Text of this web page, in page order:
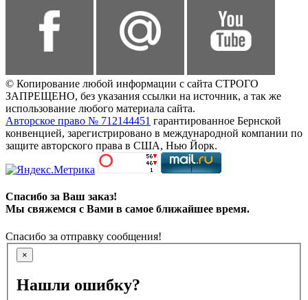
© Копирование любой информации с сайта СТРОГО
ЗАПРЕЩЕНО, без указания ссылки на источник, а так же
использование любого материала сайта.
Авторское право № 712144451 гарантированное Бернской
конвенцией, зарегистрировано в международной компании по
защите авторского права в США, Нью Йорк.
Спасибо за Ваш заказ!
Мы свяжемся с Вами в самое ближайшее время.
Спасибо за отправку сообщения!
×
Нашли ошибку?